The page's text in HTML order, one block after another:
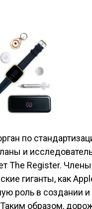
по
и
The Register. Члены
гиганты, как
роль в создании
образом,